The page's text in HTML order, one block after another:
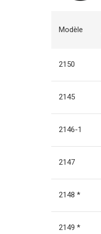
Modèle
2150
2145
2146-1
2147
2148 *
2149 *